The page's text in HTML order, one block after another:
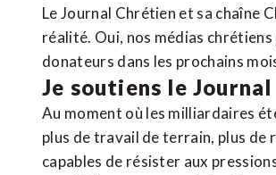
Le Journal Chrétien et sa chaîne
réalité. Oui, nos médias
donateurs dans les prochains
Je soutiens le
Au moment où les milliardaires
plus de travail de terrain, plus de
capables de résister aux